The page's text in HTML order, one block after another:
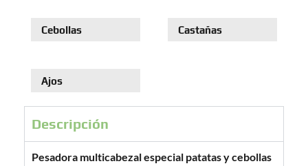
Cebollas Castañas
Ajos
Descripción
Pesadora multicabezal especial patatas y cebollas